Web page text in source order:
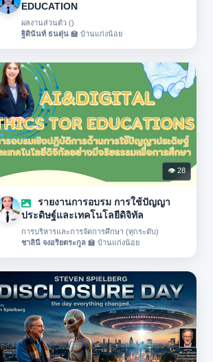
EDUCATION
ผลงานส่วนตัว ()
ฐิตินันท์ ธนตุ่น 🏫 บ้านแก่งน้อย
👁 28
รายงานการอบรม การใช้ปัญญา
ประดิษฐ์และเทคโนโลยีดิจิทัล
การบริหารและการจัดการศึกษา (ทุกระดับ)
ชาลินี จงอริยตระกูล 🏫 บ้านแก่งน้อย